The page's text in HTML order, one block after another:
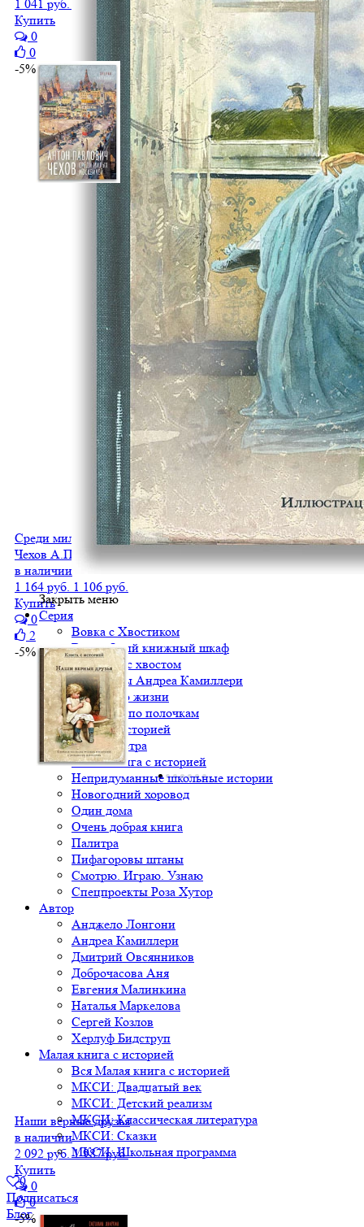
Закрыть меню
Серия
Вовка с Хвостиком
Волшебный книжный шкаф
Детектив с хвостом
Детективы Андреа Камиллери
Искусство жизни
Классики по полочкам
Книга с историей
Крылья ветра
Малая книга с историей
Непридуманные школьные истории
Новогодний хоровод
Один дома
Очень добрая книга
Палитра
Пифагоровы штаны
Смотрю. Играю. Узнаю
Спецпроекты Роза Хутор
Автор
Анджело Лонгони
Андреа Камиллери
Дмитрий Овсянников
Доброчасова Аня
Евгения Малинкина
Наталья Маркелова
Сергей Козлов
Херлуф Бидструп
Малая книга с историей
Вся Малая книга с историей
МКСИ: Двадцатый век
МКСИ: Детский реализм
МКСИ: Классическая литература
МКСИ: Сказки
МКСИ: Школьная программа
0
Подписаться
Блог
1 041 руб.
989 руб.
Купить
0
0
-5%
Среди милых москвичей
Чехов А.П.
в наличии
1 164 руб. 1 106 руб.
Купить
0
2
-5%
Наши верные друзья
в наличии
2 092 руб. 1 987 руб.
Купить
0
0
-5%